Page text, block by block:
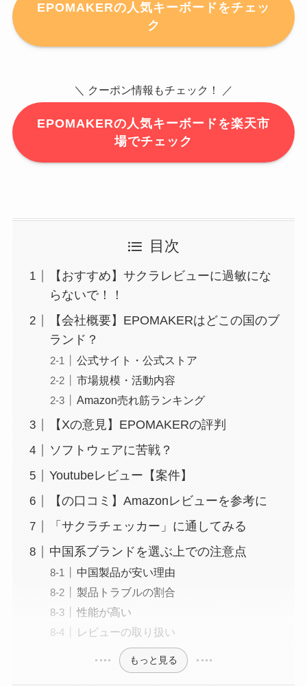
EPOMAKERの人気キーボードをチェッ
ク
＼ クーポン情報もチェック！ ／
EPOMAKERの人気キーボードを楽天市
場でチェック
目次
【おすすめ】サクラレビューに過敏にな
らないで！！
【会社概要】EPOMAKERはどこの国のブ
ランド？
公式サイト・公式ストア
市場規模・活動内容
Amazon売れ筋ランキング
【Xの意見】EPOMAKERの評判
ソフトウェアに苦戦？
Youtubeレビュー【案件】
【の口コミ】Amazonレビューを参考に
「サクラチェッカー」に通してみる
中国系ブランドを選ぶ上での注意点
中国製品が安い理由
製品トラブルの割合
性能が高い
レビューの取り扱い
もっと見る